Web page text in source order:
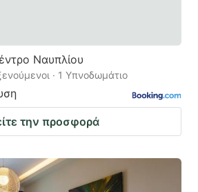
Ναυπλίου
· 1 Υπνοδωμάτιο
την προσφορά